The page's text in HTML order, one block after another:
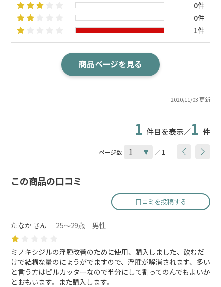
2020/11/03 更新
0件
0件
1件
商品ページを見る
1 件目を表示／1 件
ページ数 ／ 1
この商品の口コミ
口コミを投稿する
たなか さん 25～29歳 男性
ミノキシジルの浮腫改善のために使用、購入しました、飲むだ
けで結構な量のにょうがでますので、浮腫が解消されます、多い
と言う方はピルカッターなので半分にして割ってのんでもよいか
とおもいます。また購入します。